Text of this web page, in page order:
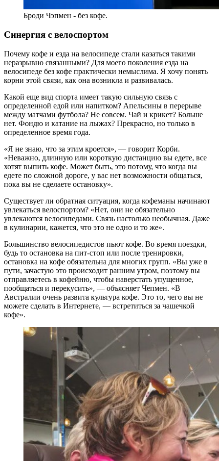
Броди Чэпмен - без кофе.
Синергия с велоспортом
Почему кофе и езда на велосипеде стали казаться такими
неразрывно связанными? Для моего поколения езда на
велосипеде без кофе практически немыслима. Я хочу понять
корни этой связи, как она возникла и развивалась.
Какой еще вид спорта имеет такую ​​сильную связь с
определенной едой или напитком? Апельсины в перерыве
между матчами футбола? Не совсем. Чай и крикет? Больше
нет. Фондю и катание на лыжах? Прекрасно, но только в
определенное время года.
«Я не знаю, что за этим кроется», — говорит Корби.
«Неважно, длинную или короткую дистанцию вы едете, все
хотят выпить кофе. Может быть, это потому, что когда вы
едете по сложной дороге, у вас нет возможности общаться,
пока вы не сделаете остановку».
Существует ли обратная ситуация, когда кофеманы начинают
увлекаться велоспортом? «Нет, они не обязательно
увлекаются велосипедами. Связь настолько необычная. Даже
в кулинарии, кажется, что это не одно и то же».
Большинство велосипедистов пьют кофе. Во время поездки,
будь то остановка на пит-стоп или после тренировки,
остановка на кофе обязательна для многих групп. «Вы уже в
пути, зачастую это происходит ранним утром, поэтому вы
отправляетесь в кофейню, чтобы наверстать упущенное,
пообщаться и перекусить», — объясняет Чепмен. «В
Австралии очень развита культура кофе. Это то, чего вы не
можете сделать в Интернете, — встретиться за чашечкой
кофе».